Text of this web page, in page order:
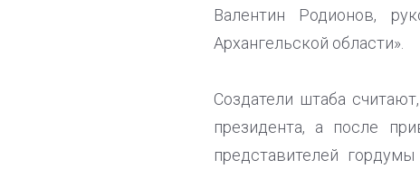
Валентин Родионов,
Архангельской области».
Создатели штаба
президента, а после
представителей